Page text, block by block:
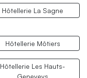
Hôtellerie La Sagne
Hôtellerie Môtiers
Hôtellerie Les Hauts-